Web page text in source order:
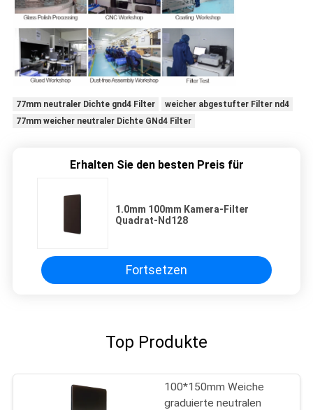
77mm neutraler Dichte gnd4 Filter
weicher abgestufter Filter nd4
77mm weicher neutraler Dichte GNd4 Filter
Erhalten Sie den besten Preis für
1.0mm 100mm Kamera-Filter
Quadrat-Nd128
Fortsetzen
Top Produkte
100*150mm Weiche
graduierte neutralen